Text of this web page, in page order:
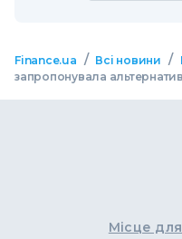
Finance.ua / Всі новини /
запропонувала
Місце